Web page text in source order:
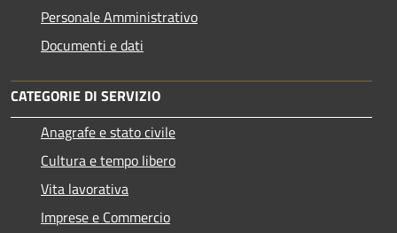
Personale Amministrativo
Documenti e dati
CATEGORIE DI SERVIZIO
Anagrafe e stato civile
Cultura e tempo libero
Vita lavorativa
Imprese e Commercio